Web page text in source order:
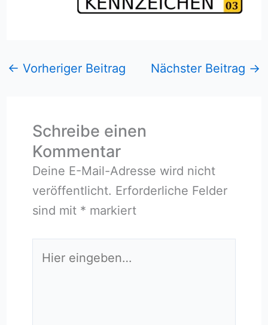
← Vorheriger Beitrag Nächster Beitrag →
Schreibe einen
Kommentar
Deine E-Mail-Adresse wird nicht
veröffentlicht. Erforderliche Felder
sind mit * markiert
eingeben…